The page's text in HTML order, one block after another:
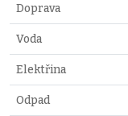
Doprava
Voda
Elektřina
Odpad